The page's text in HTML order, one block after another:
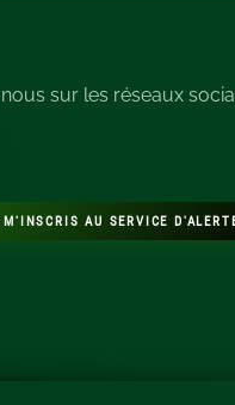
sur les réseaux
M'INSCRIS AU SERVICE